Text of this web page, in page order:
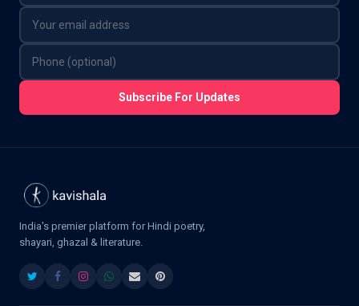
Subscribe For Updates
India's premier platform for Hindi poetry,
shayari, ghazal & literature.